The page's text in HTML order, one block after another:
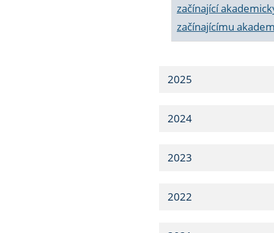
začínající
začínajícímu
2025
2024
2023
2022